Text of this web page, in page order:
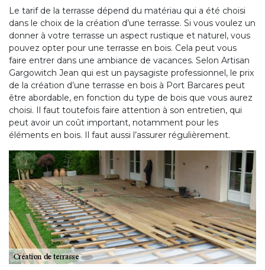
Le tarif de la terrasse dépend du matériau qui a été choisi
dans le choix de la création d’une terrasse. Si vous voulez un
donner à votre terrasse un aspect rustique et naturel, vous
pouvez opter pour une terrasse en bois. Cela peut vous
faire entrer dans une ambiance de vacances. Selon Artisan
Gargowitch Jean qui est un paysagiste professionnel, le prix
de la création d’une terrasse en bois à Port Barcares peut
être abordable, en fonction du type de bois que vous aurez
choisi. Il faut toutefois faire attention à son entretien, qui
peut avoir un coût important, notamment pour les
éléments en bois. Il faut aussi l’assurer régulièrement.